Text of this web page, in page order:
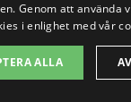
rätt hjälp för
Genom att använda
i enlighet med vår
ALLA